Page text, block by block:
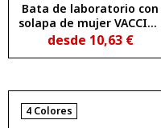
Bata de laboratorio con
solapa de mujer VACCINE
WOMAN
desde 10,63 €
4 Colores